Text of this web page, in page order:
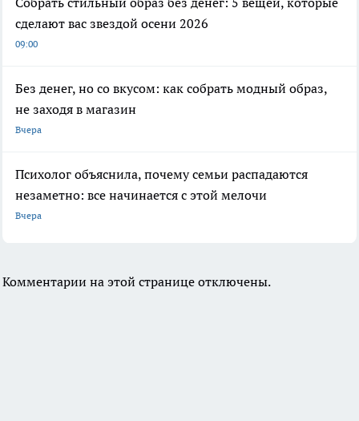
сделают вас звездой осени 2026
09:00
Без денег, но со вкусом: как собрать модный образ,
не заходя в магазин
Вчера
Психолог объяснила, почему семьи распадаются
незаметно: все начинается с этой мелочи
Вчера
Комментарии на этой странице отключены.